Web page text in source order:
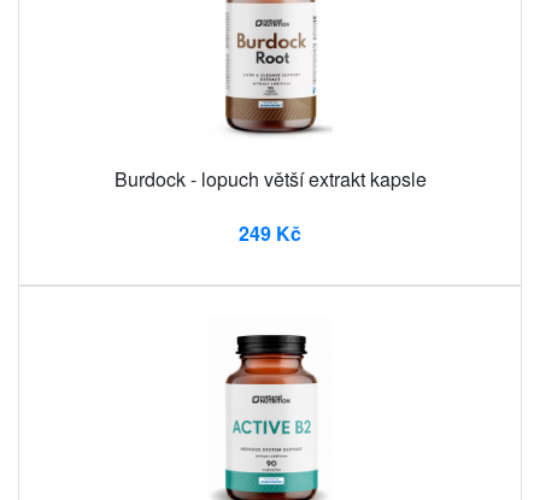
Burdock - lopuch větší extrakt kapsle
249 Kč